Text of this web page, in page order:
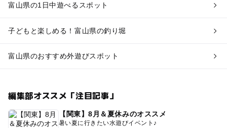
富山県の1日中遊べるスポット
子どもと楽しめる！富山県の釣り堀
富山県のおすすめ外遊びスポット
編集部オススメ「注目記事」
【関東】8月＆夏休みのオススメ
暑い夏に行きたい水遊びイベント♪